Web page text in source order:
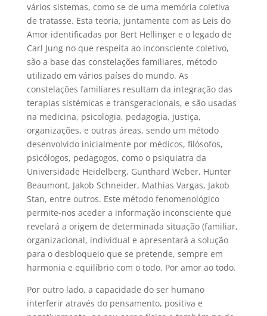
vários sistemas, como se de uma memória coletiva
de tratasse. Esta teoria, juntamente com as Leis do
Amor identificadas por Bert Hellinger e o legado de
Carl Jung no que respeita ao inconsciente coletivo,
são a base das constelações familiares, método
utilizado em vários países do mundo. As
constelações familiares resultam da integração das
terapias sistémicas e transgeracionais, e são usadas
na medicina, psicologia, pedagogia, justiça,
organizações, e outras áreas, sendo um método
desenvolvido inicialmente por médicos, filósofos,
psicólogos, pedagogos, como o psiquiatra da
Universidade Heidelberg, Gunthard Weber, Hunter
Beaumont, Jakob Schneider, Mathias Vargas, Jakob
Stan, entre outros. Este método fenomenológico
permite-nos aceder a informação inconsciente que
revelará a origem de determinada situação (familiar,
organizacional, individual e apresentará a solução
para o desbloqueio que se pretende, sempre em
harmonia e equilíbrio com o todo. Por amor ao todo.
Por outro lado, a capacidade do ser humano
interferir através do pensamento, positiva e